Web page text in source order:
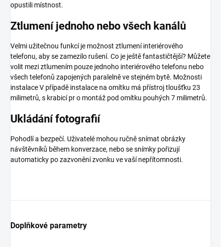
opustili místnost.
Ztlumení jednoho nebo všech kanálů
Velmi užitečnou funkcí je možnost ztlumení interiérového
telefonu, aby se zamezilo rušení. Co je ještě fantastičtější? Můžete
volit mezi ztlumením pouze jednoho interiérového telefonu nebo
všech telefonů zapojených paralelně ve stejném bytě. Možnosti
instalace V případě instalace na omítku má přístroj tloušťku 23
milimetrů, s krabicí pr o montáž pod omítku pouhých 7 milimetrů.
Ukládání fotografií
Pohodlí a bezpečí. Uživatelé mohou ručně snímat obrázky
návštěvníků během konverzace, nebo se snímky pořizují
automaticky po zazvonění zvonku ve vaší nepřítomnosti.
Doplňkové parametry